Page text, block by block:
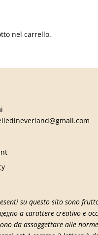
nel carrello.
su questo sito sono
a carattere creativo e
da assoggettare alle